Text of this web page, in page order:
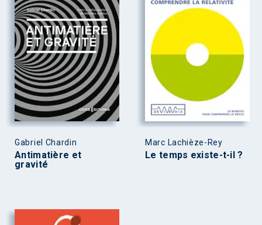
Gabriel Chardin
Antimatière et
gravité
Marc Lachièze-Rey
Le temps existe-t-il ?